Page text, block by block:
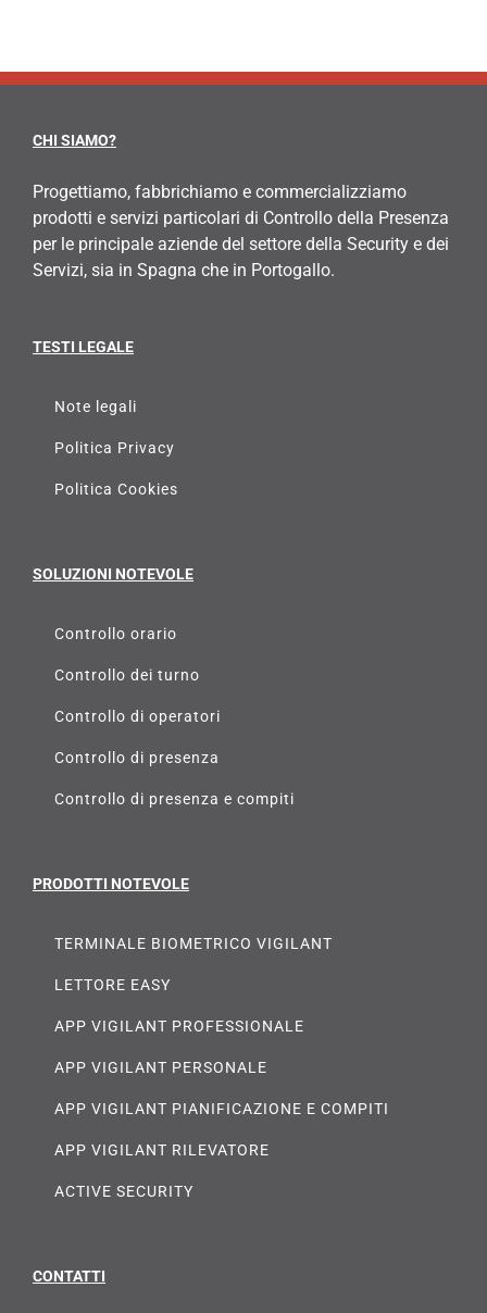
CHI SIAMO?
Progettiamo, fabbrichiamo e commercializziamo
prodotti e servizi particolari di Controllo della Presenza
per le principale aziende del settore della Security e dei
Servizi, sia in Spagna che in Portogallo.
TESTI LEGALE
Note legali
Politica Privacy
Politica Cookies
SOLUZIONI NOTEVOLE
Controllo orario
Controllo dei turno
Controllo di operatori
Controllo di presenza
Controllo di presenza e compiti
PRODOTTI NOTEVOLE
TERMINALE BIOMETRICO VIGILANT
LETTORE EASY
APP VIGILANT PROFESSIONALE
APP VIGILANT PERSONALE
APP VIGILANT PIANIFICAZIONE E COMPITI
APP VIGILANT RILEVATORE
ACTIVE SECURITY
CONTATTI